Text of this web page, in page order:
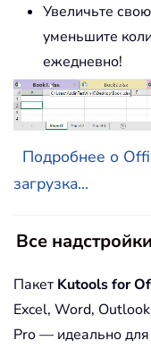
Увеличьте
уменьшите
ежедневно!
Подробнее о
загрузка...
Все
Пакет Kutools for
Excel, Word,
Pro — идеально